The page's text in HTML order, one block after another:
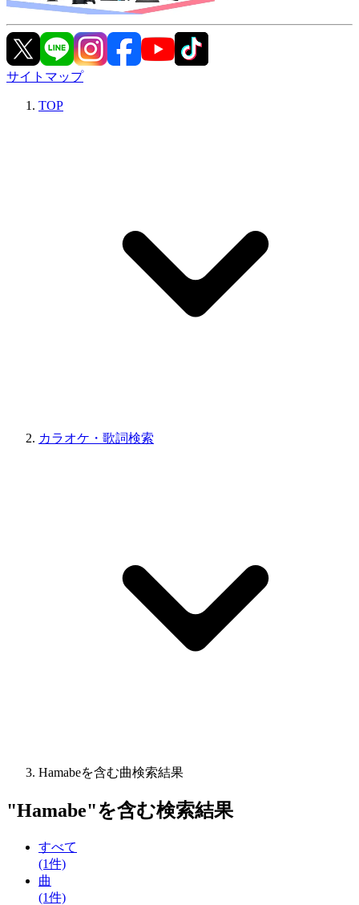
サイトマップ
TOP
カラオケ・歌詞検索
Hamabeを含む曲検索結果
"Hamabe"を含む検索結果
すべて
(1件)
曲
(1件)